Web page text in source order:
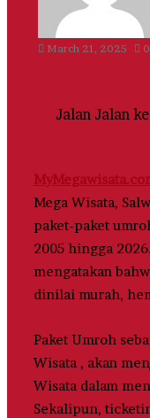
March 21, 2025 0
Jalan Jalan
Mega Wisata,
paket-paket
2005 hingga
mengatakan
dinilai murah,
Paket Umroh
Wisata , akan
Wisata dalam
Sekalipun,